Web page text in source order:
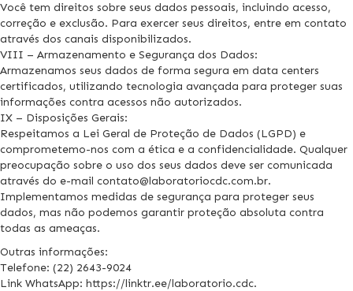
Você tem direitos sobre seus dados pessoais, incluindo acesso,
correção e exclusão. Para exercer seus direitos, entre em contato
através dos canais disponibilizados.
VIII – Armazenamento e Segurança dos Dados:
Armazenamos seus dados de forma segura em data centers
certificados, utilizando tecnologia avançada para proteger suas
informações contra acessos não autorizados.
IX – Disposições Gerais:
Respeitamos a Lei Geral de Proteção de Dados (LGPD) e
comprometemo-nos com a ética e a confidencialidade. Qualquer
preocupação sobre o uso dos seus dados deve ser comunicada
através do e-mail contato@laboratoriocdc.com.br.
Implementamos medidas de segurança para proteger seus
dados, mas não podemos garantir proteção absoluta contra
todas as ameaças.
Outras informações:
Telefone: (22) 2643-9024
Link WhatsApp: https://linktr.ee/laboratorio.cdc.